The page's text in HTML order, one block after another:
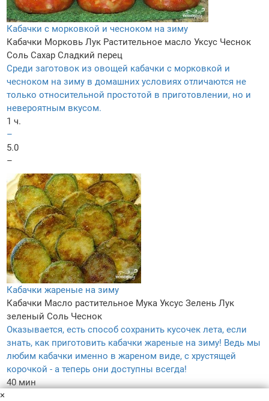
Кабачки с морковкой и чесноком на зиму
Кабачки Морковь Лук Растительное масло Уксус Чеснок
Соль Сахар Сладкий перец
Среди заготовок из овощей кабачки с морковкой и
чесноком на зиму в домашних условиях отличаются не
только относительной простотой в приготовлении, но и
невероятным вкусом.
1 ч.
–
5.0
–
Кабачки жареные на зиму
Кабачки Масло растительное Мука Уксус Зелень Лук
зеленый Соль Чеснок
Оказывается, есть способ сохранить кусочек лета, если
знать, как приготовить кабачки жареные на зиму! Ведь мы
любим кабачки именно в жареном виде, с хрустящей
корочкой - а теперь они доступны всегда!
40 мин
×